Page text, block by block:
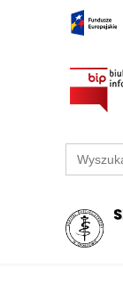
Search
for: